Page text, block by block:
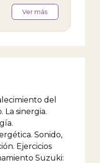
y
artística
y Bogotá.
y televisión
España y
de artes
la Escuela de
reside en
con el Centro
Teatral
en
de la
de
Ver más
del
La sinergia.
Sonido,
Ejercicios
Suzuki: